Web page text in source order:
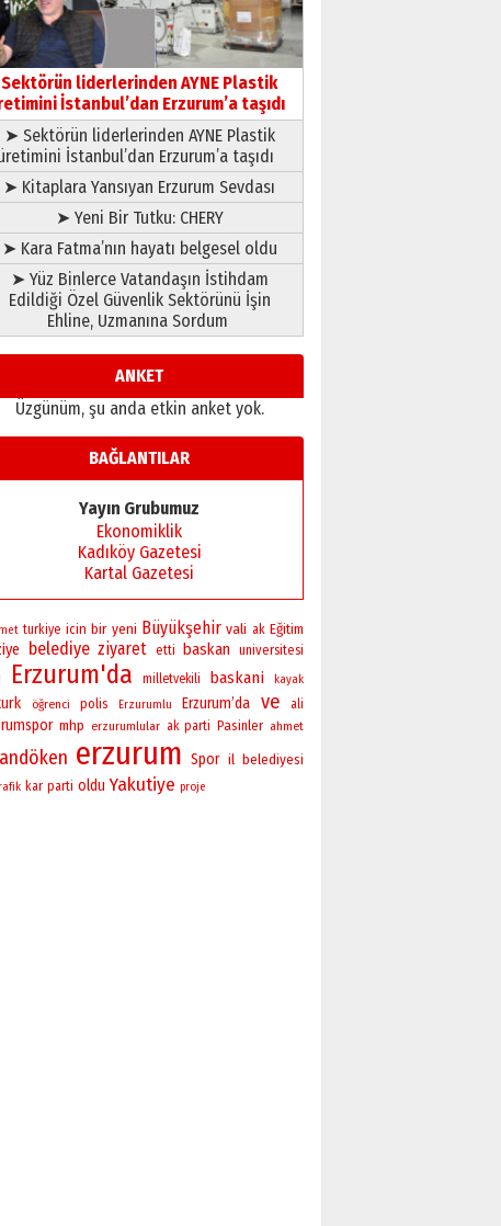
Esat BİNDESEN
Başkan Sekmen’den Erzurum’a
bir vizyon proje daha!
02 Ağustos 2026 Pazar
Sektörün liderlerinden AYNE Plastik
İstanbul’dan Erzurum’a taşıdı
➤ Sektörün liderlerinden AYNE Plastik
İstanbul’dan Erzurum’a taşıdı
➤ Kitaplara Yansıyan Erzurum Sevdası
➤ Yeni Bir Tutku: CHERY
➤ Kara Fatma’nın hayatı belgesel oldu
➤ Yüz Binlerce Vatandaşın İstihdam
Edildiği Özel Güvenlik Sektörünü İşin
Ehline, Uzmanına Sordum
ANKET
Üzgünüm, şu anda etkin anket yok.
BAĞLANTILAR
Yayın Grubumuz
Ekonomiklik
Kadıköy Gazetesi
Kartal Gazetesi
turkiye icin bir yeni Büyükşehir vali ak Eğitim
belediye ziyaret etti baskan universitesi
Erzurum'da milletvekili baskani kayak
öğrenci polis Erzurumlu Erzurum’da ve ali
mhp erzurumlular ak parti Pasinler ahmet
erzurum Spor il belediyesi
kar parti oldu Yakutiye proje